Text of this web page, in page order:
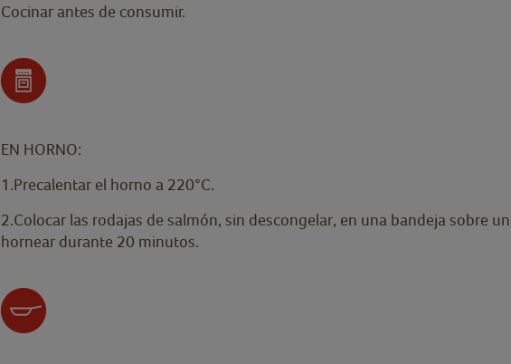
Cocinar antes de consumir.
EN HORNO:
1.Precalentar el horno a 220°C.
2.Colocar las rodajas de salmón, sin descongelar, en una bandeja sobre
hornear durante 20 minutos.